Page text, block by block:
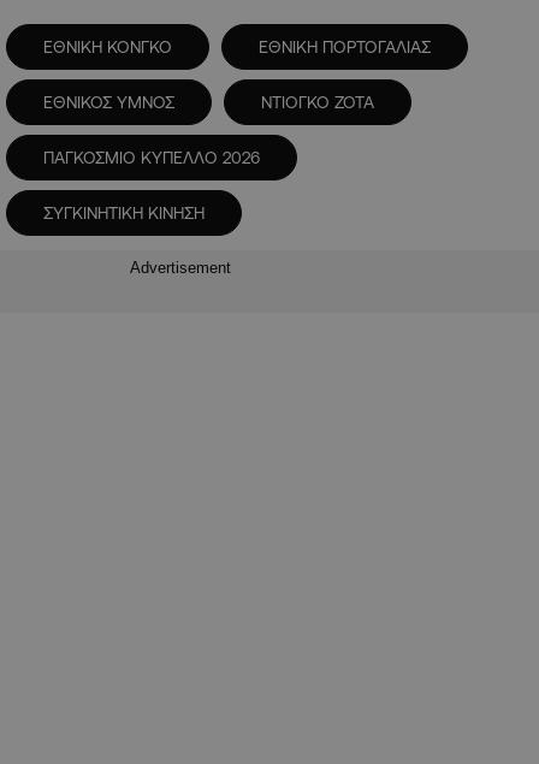
ΕΘΝΙΚΗ ΚΟΝΓΚΟ ΕΘΝΙΚΗ ΠΟΡΤΟΓΑΛΙΑΣ
ΕΘΝΙΚΟΣ ΥΜΝΟΣ ΝΤΙΟΓΚΟ ΖΟΤΑ
ΠΑΓΚΟΣΜΙΟ ΚΥΠΕΛΛΟ 2026
ΣΥΓΚΙΝΗΤΙΚΗ ΚΙΝΗΣΗ
Advertisement